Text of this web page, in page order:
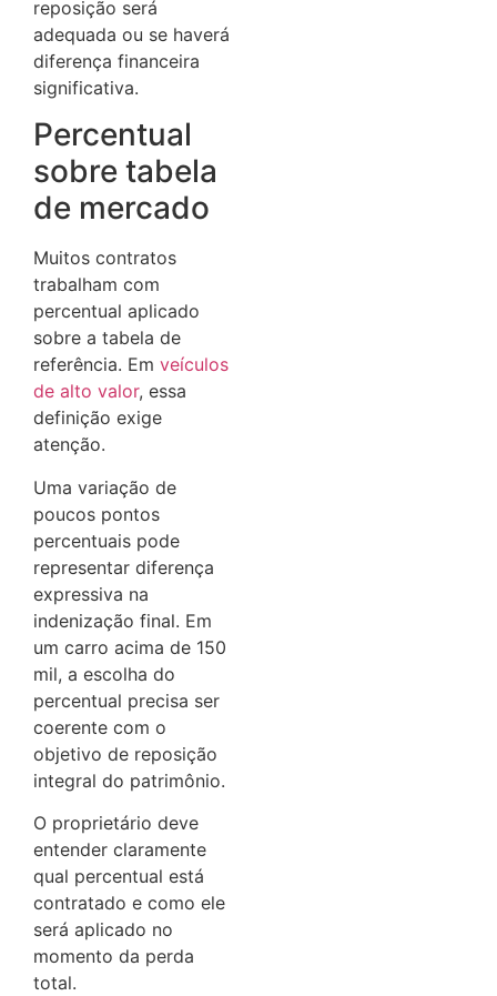
reposição será
adequada ou se haverá
diferença financeira
significativa.
Percentual
sobre tabela
de mercado
Muitos contratos
trabalham com
percentual aplicado
sobre a tabela de
referência. Em veículos
de alto valor, essa
definição exige
atenção.
Uma variação de
poucos pontos
percentuais pode
representar diferença
expressiva na
indenização final. Em
um carro acima de 150
mil, a escolha do
percentual precisa ser
coerente com o
objetivo de reposição
integral do patrimônio.
O proprietário deve
entender claramente
qual percentual está
contratado e como ele
será aplicado no
momento da perda
total.